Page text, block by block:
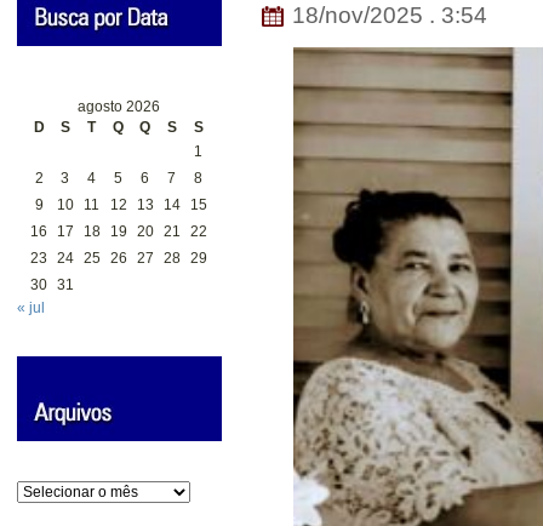
agosto 2026
D
S T Q Q S
S
1
2
3 4 5 6 7
8
9
10 11 12 13 14
15
16
17 18 19 20 21
22
23
24 25 26 27 28 29
30 31
« jul
Arquivos
18/nov/2025 . 3:54